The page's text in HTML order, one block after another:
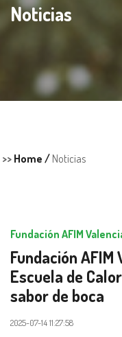
Noticias
>> Home / Noticias
Fundación AFIM
Fundación
Escuela de
sabor de boca
2025-07-14 11:27:58